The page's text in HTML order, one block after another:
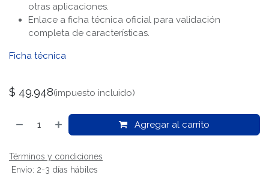
otras aplicaciones.
Enlace a ficha técnica oficial para validación
completa de características.
Ficha técnica
$ 49.948(impuesto incluido)
Agregar al carrito
Términos y condiciones
Envío: 2-3 días hábiles